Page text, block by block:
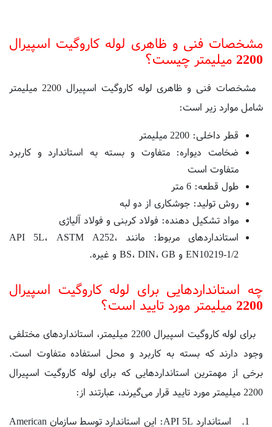
2200 میلیمتر چیست؟
شامل موارد زیر است:
قطر داخلی: 2200 میلیمتر
ضخامت دیواره: متفاوت و بسته به استاندارد و کاربرد
متفاوت است
طول قطعه: 6 متر
روش تولید: جوشکاری از دو لبه
مواد تشکیل دهنده: فولاد کربنی و فولاد آلیاژی
استانداردهای مربوط: مانند API 5L، ASTM A252،
EN10219-1/2 و BS، DIN، GB و غیره.
2200 میلیمتر مورد تایید است؟
برای لوله کاروگیت اسپیرال 2200 میلیمتر، استانداردهای مختلفی
وجود دارند که بسته به کاربرد و محل استفاده متفاوت است.
برخی از مهمترین استانداردهایی که برای لوله کاروگیت اسپیرال
2200 میلیمتر مورد تایید قرار می‌گیرند، عبارتند از:
Petroleum Institute تعیین شده است و برای لوله‌هایی که